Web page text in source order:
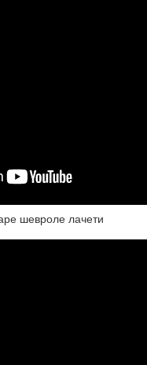
шевроле лачети